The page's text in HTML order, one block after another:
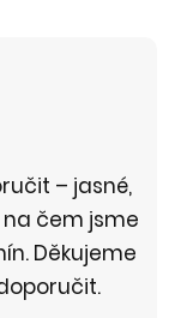
– jasné,
čem jsme
Děkujeme